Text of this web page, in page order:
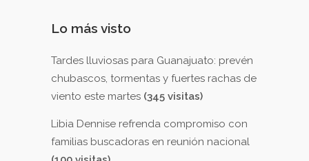
Lo más visto
Tardes lluviosas para Guanajuato: prevén
chubascos, tormentas y fuertes rachas de
viento este martes (345 visitas)
Libia Dennise refrenda compromiso con
familias buscadoras en reunión nacional